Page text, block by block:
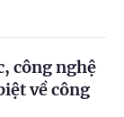
công nghệ
về công